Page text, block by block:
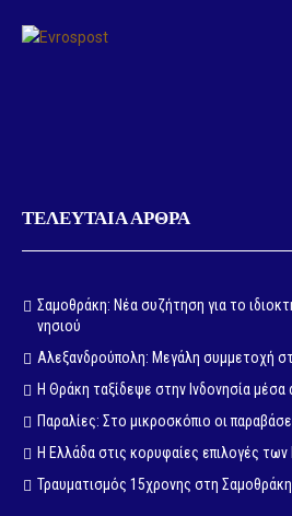
ΤΕΛΕΥΤΑΙΑ ΑΡΘΡΑ
Σαμοθράκη: Νέα συζήτηση για το
νησιού
Αλεξανδρούπολη: Μεγάλη συμμετοχή
Η Θράκη ταξίδεψε στην Ινδονησία
Παραλίες: Στο μικροσκόπιο οι
Η Ελλάδα στις κορυφαίες επιλογές
Τραυματισμός 15χρονης στη Σαμοθράκη